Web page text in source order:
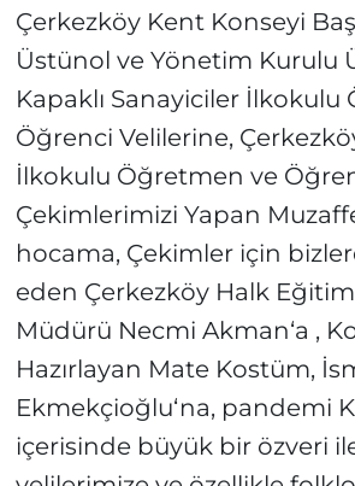
Çerkezköy Kent Konseyi
Üstünol ve Yönetim Kurulu
Kapaklı Sanayiciler İlkokulu
Öğrenci Velilerine,
İlkokulu Öğretmen ve
Çekimlerimizi Yapan
hocama, Çekimler için
eden Çerkezköy Halk
Müdürü Necmi Akman‘a ,
Hazırlayan Mate Kostüm,
Ekmekçioğlu‘na, pandemi
içerisinde büyük bir özveri